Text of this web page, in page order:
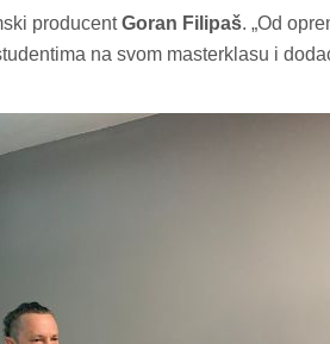
producentGoran Filipaš. „Od
na svom masterklasu i